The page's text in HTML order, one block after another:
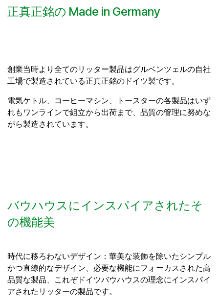
正真正銘の Made in Germany
創業当時より全てのリッター製品はグルベンツェルの自社
工場で製造されている正真正銘のドイツ製です。
電気ケトル、コーヒーマシン、トースターの各製品はいず
れもワンラインで組立から出荷まで、品質の管理に努めな
がら製造されています。
バウハウスにインスパイアされたそ
の機能美
時代に移ろわないデザイン：華美な装飾を除いたシンプル
かつ直線的なデザイン、必要な機能にフォーカスされた高
品質な製品、これぞドイツバウハウスの理念にインスパイ
アされたリッターの製品です。